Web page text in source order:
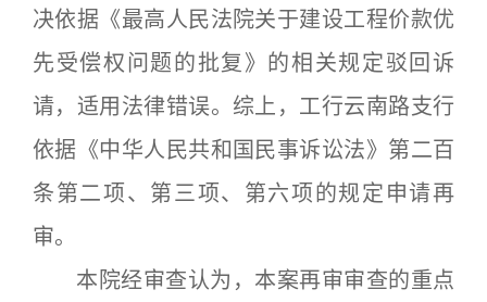
决依据《最高人民法院关于建设工程价款优
先受偿权问题的批复》的相关规定驳回诉
请，适用法律错误。综上，工行云南路支行
依据《中华人民共和国民事诉讼法》第二百
条第二项、第三项、第六项的规定申请再
审。
本院经审查认为，本案再审审查的重点